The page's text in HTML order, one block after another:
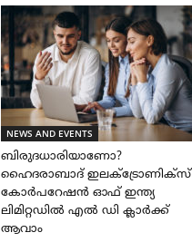
NEWS AND EVENTS
ബിരുദധാരിയാണോ?
ഹൈദരാബാദ് ഇലക്ട്രോണിക്സ്
കോർപറേഷൻ ഓഫ് ഇന്ത്യ
ലിമിറ്റഡിൽ എൽ ഡി ക്ലാർക്ക്
ആവാം